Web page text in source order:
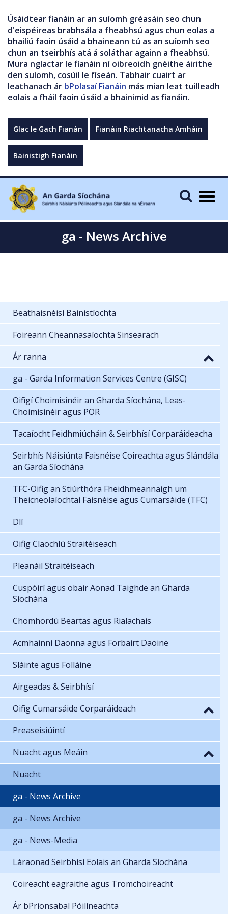
Úsáidtear fianáin ar an suíomh gréasáin seo chun
d'eispéireas brabhsála a fheabhsú agus chun eolas a
bhailiú faoin úsáid a bhaineann tú as an suíomh seo
chun an tseirbhís atá á soláthar againn a fheabhsú.
Mura nglactar le fianáin ní oibreoidh gnéithe áirithe
den suíomh, cosúil le físeán. Tabhair cuairt ar
leathanach ár bPolasaí Fianáin más mian leat tuilleadh
eolais a fháil faoin úsáid a bhainimid as fianáin.
Glac le Gach Fianán Fianáin Riachtanacha Amháin
Bainistigh Fianáin
ga - News Archive
Beathaisnéisí Bainistíochta
Foireann Cheannasaíochta Sinsearach
Ár ranna
ga - Garda Information Services Centre (GISC)
Oifigí Choimisinéir an Gharda Síochána, Leas-
Choimisinéir agus POR
Tacaíocht Feidhmiúcháin & Seirbhísí Corparáideacha
Seirbhís Náisiúnta Faisnéise Coireachta agus Slándála
an Garda Síochána
TFC-Oifig an Stiúrthóra Fheidhmeannaigh um
Theicneolaíochtaí Faisnéise agus Cumarsáide (TFC)
Dlí
Oifig Claochlú Straitéiseach
Pleanáil Straitéiseach
Cuspóirí agus obair Aonad Taighde an Gharda
Síochána
Chomhordú Beartas agus Rialachais
Acmhainní Daonna agus Forbairt Daoine
Sláinte agus Folláine
Airgeadas & Seirbhísí
Oifig Cumarsáide Corparáideach
Preaseisiúintí
Nuacht agus Meáin
Nuacht
ga - News Archive
ga - News Archive
ga - News-Media
Láraonad Seirbhísí Eolais an Gharda Síochána
Coireacht eagraithe agus Tromchoireacht
Ár bPrionsabal Póilíneachta